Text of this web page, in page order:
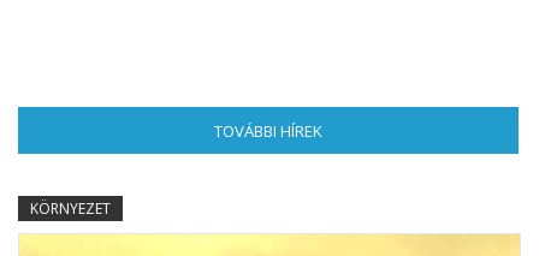
TOVÁBBI HÍREK
KÖRNYEZET